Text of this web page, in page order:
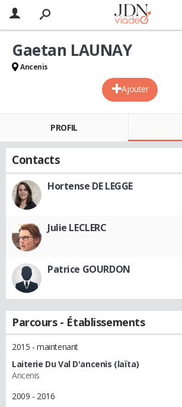
Ajouter
Gaetan LAUNAY
Ancenis
PROFIL
Contacts
Hortense DE LEGGE
Julie LECLERC
Patrice GOURDON
Parcours - Établissements
2015 - maintenant
Laiterie Du Val D'ancenis (laïta)
Ancenis
2009 - 2016